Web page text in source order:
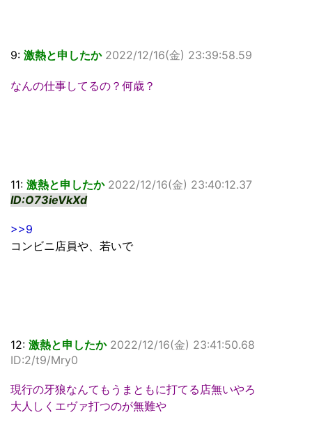
9: 激熱と申したか 2022/12/16(金) 23:39:58.59
なんの仕事してるの？何歳？
11: 激熱と申したか 2022/12/16(金) 23:40:12.37
ID:O73ieVkXd
>>9
コンビニ店員や、若いで
12: 激熱と申したか 2022/12/16(金) 23:41:50.68
ID:2/t9/Mry0
現行の牙狼なんてもうまともに打てる店無いやろ
大人しくエヴァ打つのが無難や